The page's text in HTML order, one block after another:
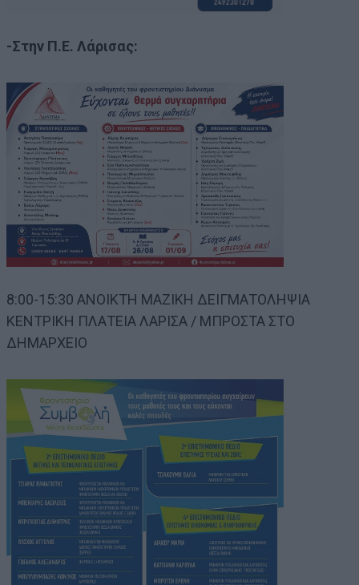
-Στην Π.Ε. Λάρισας:
8:00-15:30 ΑΝΟΙΚΤΗ ΜΑΖΙΚΗ ΔΕΙΓΜΑΤΟΛΗΨΙΑ
ΚΕΝΤΡΙΚΗ ΠΛΑΤΕΙΑ ΛΑΡΙΣΑ / ΜΠΡΟΣΤΑ ΣΤΟ
ΔΗΜΑΡΧΕΙΟ